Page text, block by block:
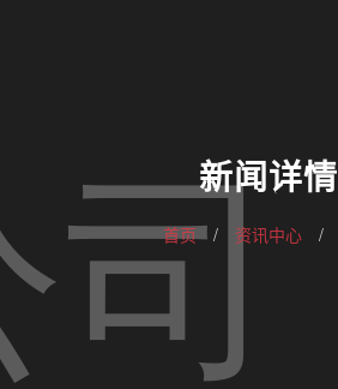
新闻详情
首页 / 资讯中心 /